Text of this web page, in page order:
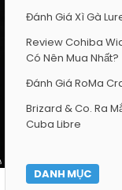
Đánh Giá Xì Gà
Review Cohiba
Có Nên Mua Nhất?
Đánh Giá RoMa
Brizard & Co. Ra
Cuba Libre
DANH MỤC